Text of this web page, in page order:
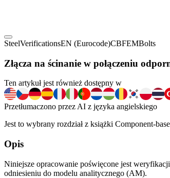
SteelVerificationsEN (Eurocode)CBFEMBolts
Złącza na ścinanie w połączeniu
Ten artykuł jest również dostępny w
Przetłumaczono przez AI z języka angielskiego
Jest to wybrany rozdział z książki Component-
Opis
Niniejsze opracowanie poświęcone jest
odniesieniu do modelu analitycznego (AM).